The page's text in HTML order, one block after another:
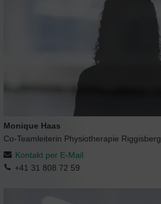
Monique Haas
Co-Teamleiterin Physiotherapie Riggisberg
Kontakt per E-Mail
+41 31 808 72 59